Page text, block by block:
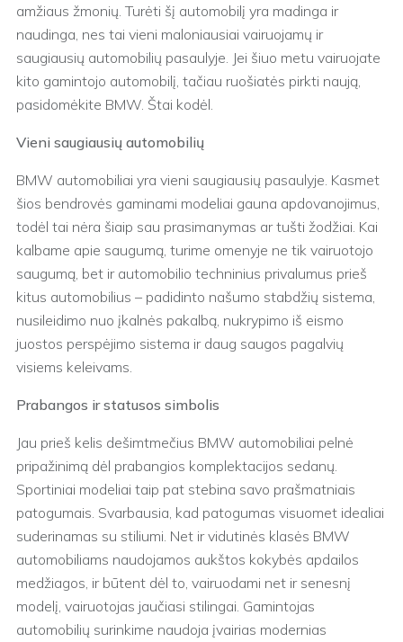
amžiaus žmonių. Turėti šį automobilį yra madinga ir
naudinga, nes tai vieni maloniausiai vairuojamų ir
saugiausių automobilių pasaulyje. Jei šiuo metu vairuojate
kito gamintojo automobilį, tačiau ruošiatės pirkti naują,
pasidomėkite BMW. Štai kodėl.
Vieni saugiausių automobilių
BMW automobiliai yra vieni saugiausių pasaulyje. Kasmet
šios bendrovės gaminami modeliai gauna apdovanojimus,
todėl tai nėra šiaip sau prasimanymas ar tušti žodžiai. Kai
kalbame apie saugumą, turime omenyje ne tik vairuotojo
saugumą, bet ir automobilio techninius privalumus prieš
kitus automobilius – padidinto našumo stabdžių sistema,
nusileidimo nuo įkalnės pakalbą, nukrypimo iš eismo
juostos perspėjimo sistema ir daug saugos pagalvių
visiems keleivams.
Prabangos ir statusos simbolis
Jau prieš kelis dešimtmečius BMW automobiliai pelnė
pripažinimą dėl prabangios komplektacijos sedanų.
Sportiniai modeliai taip pat stebina savo prašmatniais
patogumais. Svarbausia, kad patogumas visuomet idealiai
suderinamas su stiliumi. Net ir vidutinės klasės BMW
automobiliams naudojamos aukštos kokybės apdailos
medžiagos, ir būtent dėl to, vairuodami net ir senesnį
modelį, vairuotojas jaučiasi stilingai. Gamintojas
automobilių surinkime naudoja įvairias modernias